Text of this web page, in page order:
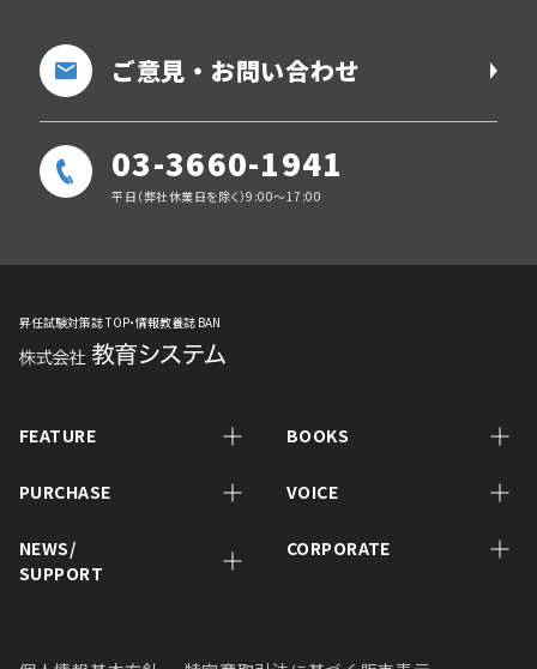
ご意見・お問い合わせ
03-3660-1941
平日（弊社休業日を除く）9:00～17:00
昇任試験対策誌 TOP・情報教養誌 BAN
FEATURE BOOKS
PURCHASE VOICE
NEWS/
SUPPORT
CORPORATE